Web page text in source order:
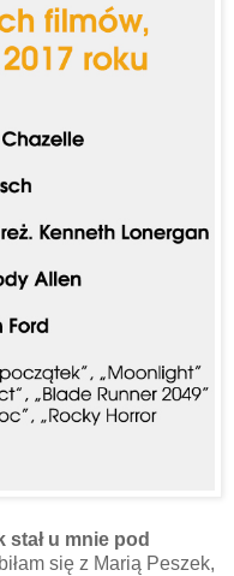
stał u mnie pod
się z Marią Peszek,